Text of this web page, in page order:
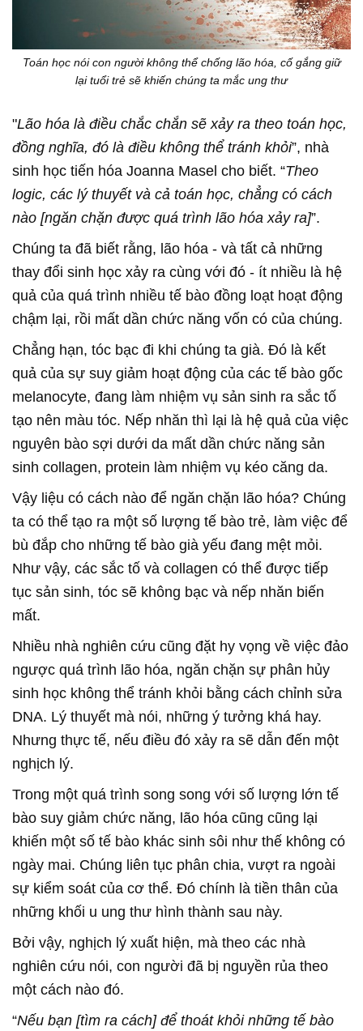
Toán học nói con người không thể chống lão hóa, cố gắng giữ
lại tuổi trẻ sẽ khiến chúng ta mắc ung thư
"Lão hóa là điều chắc chắn sẽ xảy ra theo toán học,
đồng nghĩa, đó là điều không thể tránh khỏi”, nhà
sinh học tiến hóa Joanna Masel cho biết. “Theo
logic, các lý thuyết và cả toán học, chẳng có cách
nào [ngăn chặn được quá trình lão hóa xảy ra]”.
Chúng ta đã biết rằng, lão hóa - và tất cả những
thay đổi sinh học xảy ra cùng với đó - ít nhiều là hệ
quả của quá trình nhiều tế bào đồng loạt hoạt động
chậm lại, rồi mất dần chức năng vốn có của chúng.
Chẳng hạn, tóc bạc đi khi chúng ta già. Đó là kết
quả của sự suy giảm hoạt động của các tế bào gốc
melanocyte, đang làm nhiệm vụ sản sinh ra sắc tố
tạo nên màu tóc. Nếp nhăn thì lại là hệ quả của việc
nguyên bào sợi dưới da mất dần chức năng sản
sinh collagen, protein làm nhiệm vụ kéo căng da.
Vậy liệu có cách nào để ngăn chặn lão hóa? Chúng
ta có thể tạo ra một số lượng tế bào trẻ, làm việc để
bù đắp cho những tế bào già yếu đang mệt mỏi.
Như vậy, các sắc tố và collagen có thể được tiếp
tục sản sinh, tóc sẽ không bạc và nếp nhăn biến
mất.
Nhiều nhà nghiên cứu cũng đặt hy vọng về việc đảo
ngược quá trình lão hóa, ngăn chặn sự phân hủy
sinh học không thể tránh khỏi bằng cách chỉnh sửa
DNA. Lý thuyết mà nói, những ý tưởng khá hay.
Nhưng thực tế, nếu điều đó xảy ra sẽ dẫn đến một
nghịch lý.
Trong một quá trình song song với số lượng lớn tế
bào suy giảm chức năng, lão hóa cũng cũng lại
khiến một số tế bào khác sinh sôi như thế không có
ngày mai. Chúng liên tục phân chia, vượt ra ngoài
sự kiểm soát của cơ thể. Đó chính là tiền thân của
những khối u ung thư hình thành sau này.
Bởi vậy, nghịch lý xuất hiện, mà theo các nhà
nghiên cứu nói, con người đã bị nguyền rủa theo
một cách nào đó.
“Nếu bạn [tìm ra cách] để thoát khỏi những tế bào